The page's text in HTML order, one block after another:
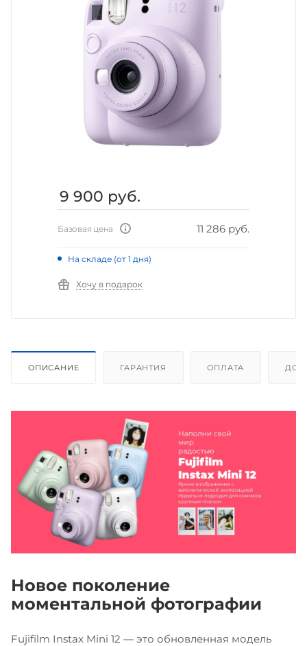
9 900 руб.
Базовая цена 11 286 руб.
На складе (от 1 дня)
Хочу в подарок
ОПИСАНИЕ ГАРАНТИЯ ОПЛАТА
Новое поколение
моментальной фотографии
Fujifilm Instax Mini 12 — это обновленная модель